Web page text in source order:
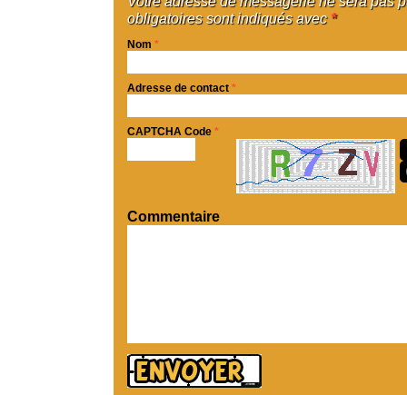
obligatoires sont indiqués avec *
Nom *
Adresse de contact *
CAPTCHA Code *
Commentaire